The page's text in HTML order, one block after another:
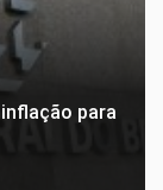
para